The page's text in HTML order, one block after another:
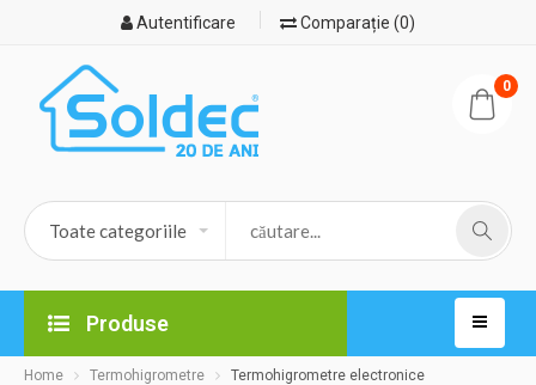
Autentificare Comparație (0)
0
Produse
Home Termohigrometre Termohigrometre electronice